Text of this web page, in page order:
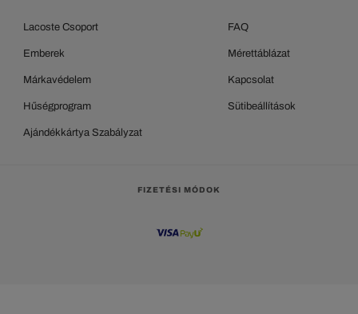
Lacoste Csoport
Emberek
Márkavédelem
Hűségprogram
Ajándékkártya Szabályzat
FAQ
Mérettáblázat
Kapcsolat
Sütibeállítások
FIZETÉSI MÓDOK